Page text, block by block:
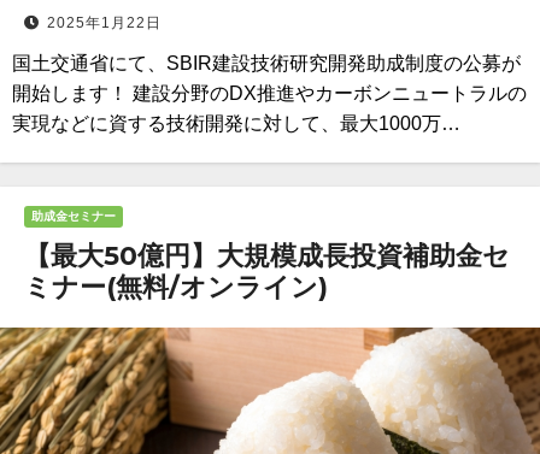
2025年1月22日
国土交通省にて、SBIR建設技術研究開発助成制度の公募が
開始します！ 建設分野のDX推進やカーボンニュートラルの
実現などに資する技術開発に対して、最大1000万…
助成金セミナー
【最大50億円】大規模成長投資補助金セ
ミナー(無料/オンライン)